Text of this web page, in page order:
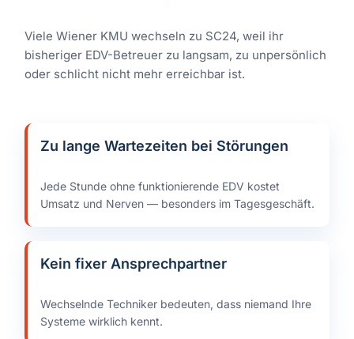
Viele Wiener KMU wechseln zu SC24, weil ihr
bisheriger EDV-Betreuer zu langsam, zu unpersönlich
oder schlicht nicht mehr erreichbar ist.
Zu lange Wartezeiten bei Störungen
Jede Stunde ohne funktionierende EDV kostet
Umsatz und Nerven — besonders im Tagesgeschäft.
Kein fixer Ansprechpartner
Wechselnde Techniker bedeuten, dass niemand Ihre
Systeme wirklich kennt.